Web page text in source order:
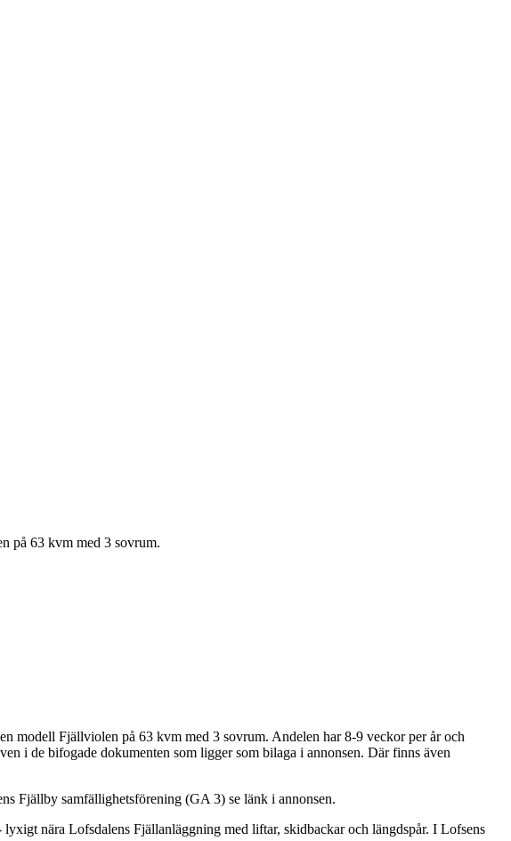
på 63 kvm med 3 sovrum.
modell Fjällviolen på 63 kvm med 3 sovrum. Andelen har 8-9 veckor per år och
i de bifogade dokumenten som ligger som bilaga i annonsen. Där finns även
Fjällby samfällighetsförening (GA 3) se länk i annonsen.
nära Lofsdalens Fjällanläggning med liftar, skidbackar och längdspår. I Lofsens